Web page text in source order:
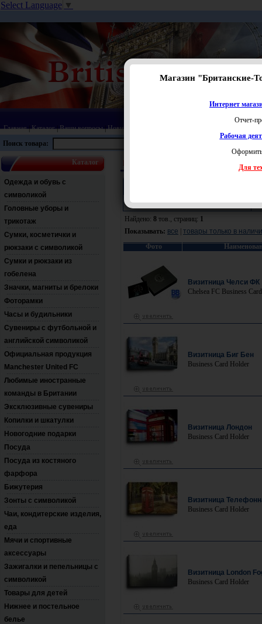
Select Language ▼
Главная|Каталог|Ваши вопросы|Новинки
Поиск товара:
Каталог
Одежда и обувь с
символикой
Головные уборы и
трикотаж
Сумки, косметички и
рюкзаки с символикой
Сумки и рюкзаки из
гобелена
Значки, магниты и брелоки
Фоторамки
Часы и будильники
Сувениры с футбольной и
английской символикой
Официальная продукция
Manchester United FC
Любимые иностранные
команды в Британии
Эксклюзивные сувениры
Копилки и шкатулки
Новогодние подарки
Посуда
Посуда из костяного
фарфора
Бижутерия
Зонты с символикой
Чаи, кондитерские изделия,
еда
Мячи и спортивные
аксессуары
Зажигалки и пепельницы с
символикой
Товары для детей
Нижнее и постельное
белье
Кошельки, визитницы и обложки для
Раздел:
Найдено: 8 тов., страниц: 1
Показывать: все
товары только в
Фото
Визитница Челси ФК
Chelsea FC Business
Визитница Биг Бен
Business Card Holder
Визитница Лондон
Business Card Holder
Визитница
Business Card Holder
Визитница London
Business Card Holder
Магазин "Британские-
Интернет
Отчет-
Рабочая
Для